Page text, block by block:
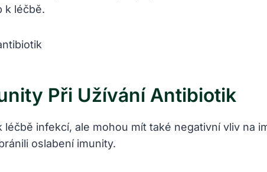
k léčbě.
Při Užívání Antibiotik
infekcí, ale mohou mít také negativní vliv na
oslabení imunity.